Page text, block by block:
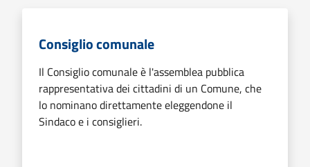
Consiglio comunale
Il Consiglio comunale è l'assemblea pubblica
rappresentativa dei cittadini di un Comune, che
lo nominano direttamente eleggendone il
Sindaco e i consiglieri.